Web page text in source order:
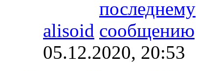
alisoid
05.12.2020, 20:53